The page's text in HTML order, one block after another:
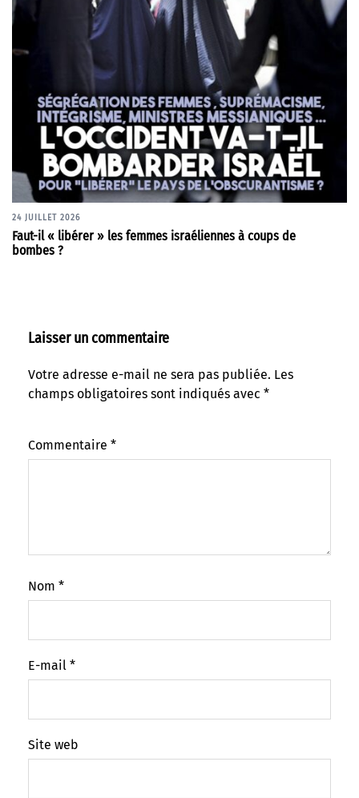
24 JUILLET 2026
Faut-il « libérer » les femmes israéliennes à coups de
bombes ?
Laisser un commentaire
Votre adresse e-mail ne sera pas publiée. Les
champs obligatoires sont indiqués avec *
Commentaire *
Nom *
E-mail *
Site web